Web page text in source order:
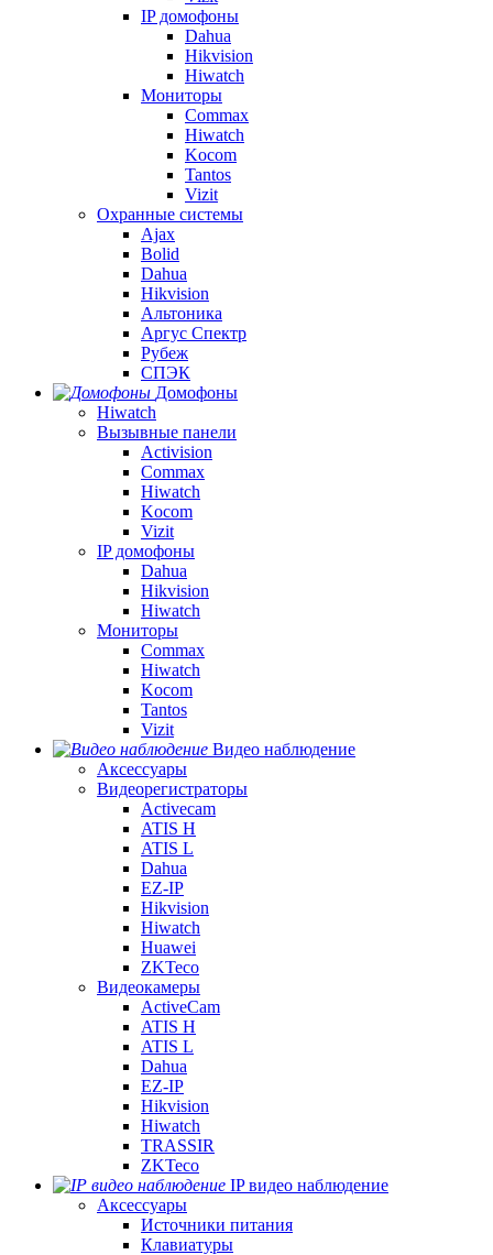
IP домофоны
Dahua
Hikvision
Hiwatch
Мониторы
Commax
Hiwatch
Kocom
Tantos
Vizit
Охранные системы
Ajax
Bolid
Dahua
Hikvision
Альтоника
Аргус Спектр
Рубеж
СПЭК
Домофоны
Hiwatch
Вызывные панели
Activision
Commax
Hiwatch
Kocom
Vizit
IP домофоны
Dahua
Hikvision
Hiwatch
Мониторы
Commax
Hiwatch
Kocom
Tantos
Vizit
Видео наблюдение
Аксессуары
Видеорегистраторы
Activecam
ATIS H
ATIS L
Dahua
EZ-IP
Hikvision
Hiwatch
Huawei
ZKTeco
Видеокамеры
ActiveCam
ATIS H
ATIS L
Dahua
EZ-IP
Hikvision
Hiwatch
TRASSIR
ZKTeco
IP видео наблюдение
Аксессуары
Источники питания
Клавиатуры